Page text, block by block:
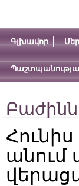
Գլխավոր
անում